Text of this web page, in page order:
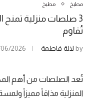
مطبخ مطبخ
3 صلصات منزلية
تُقاوم
by لالة فاطمة 2026
تُعد الصلصات من أهم
المنزلية مذاقاً مميزاً